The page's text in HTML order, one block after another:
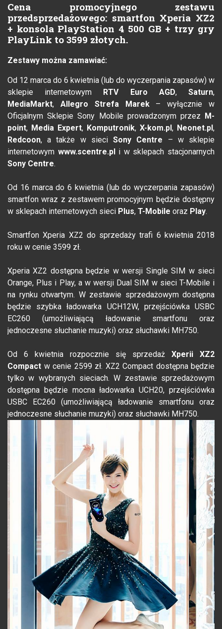
Cena promocyjnego zestawu
przedsprzedażowego: smartfon Xperia XZ2
+ konsola PlayStation 4 500 GB + trzy gry
PlayLink to 3599 złotych.
Zestawy można zamawiać:
Od 12 marca do 6 kwietnia (lub do wyczerpania zapasów) w
sklepie internetowym
RTV Euro AGD,Saturn,
MediaMarkt, Allegro Strefa Marek– wyłącznie w
Oficjalnym Sklepie Sony Mobile prowadzonym przez
M-
point, Media Expert, Komputronik, X-kom.pl , Neonet.pl ,
Redcoon, a także w sieciSony Centre – w sklepie
internetowym www.scentre.pl i w sklepach stacjonarnych
Sony Centre.
Od 16 marca do 6 kwietnia (lub do wyczerpania zapasów)
smartfon wraz z zestawem promocyjnym będzie dostępny
w sklepach internetowych sieci Plus, T-Mobile oraz Play.
Smartfon Xperia XZ2 do sprzedaży trafi 6 kwietnia 2018
roku w cenie 3599 zł.
Xperia XZ2 dostępna będzie w wersji Single SIM w sieci
Orange, Plus i Play, a w wersji Dual SIM w sieci T-Mobile i
na rynku otwartym. W zestawie sprzedażowym dostępna
będzie szybka ładowarka UCH12W, przejściówka USBC
EC260 (umożliwiającą ładowanie smartfonu oraz
jednoczesne słuchanie muzyki) oraz słuchawki MH750.
Od 6 kwietnia rozpocznie się sprzedaż Xperii XZ2
Compact w cenie 2599 zł. XZ2 Compact dostępna będzie
tylko w wybranych sieciach. W zestawie sprzedażowym
dostępna będzie mocna ładowarka UCH20, przejściówka
USBC EC260 (umożliwiającą ładowanie smartfonu oraz
jednoczesne słuchanie muzyki) oraz słuchawki MH750.